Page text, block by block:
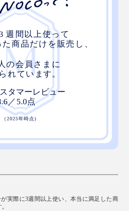
実際に3週間以上使い、本当に満足した商